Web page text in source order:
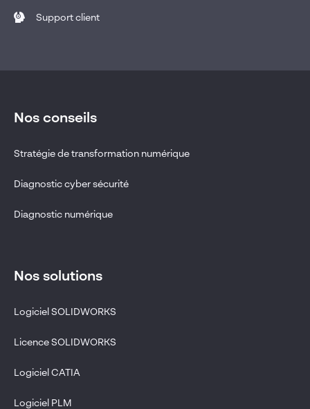
Support client
Nos conseils
Stratégie de transformation numérique
Diagnostic cyber sécurité
Diagnostic numérique
Nos solutions
Logiciel SOLIDWORKS
Licence SOLIDWORKS
Logiciel CATIA
Logiciel PLM